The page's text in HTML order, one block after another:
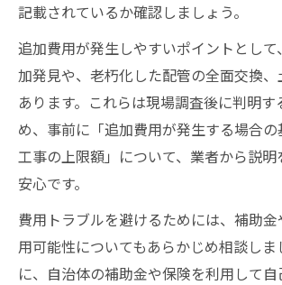
記載されているか確認しましょう。
追加費用が発生しやすいポイントとし
加発見や、老朽化した配管の全面交換
あります。これらは現場調査後に判明す
め、事前に「追加費用が発生する場合
工事の上限額」について、業者から説明
安心です。
費用トラブルを避けるためには、補助
用可能性についてもあらかじめ相談しま
に、自治体の補助金や保険を利用して